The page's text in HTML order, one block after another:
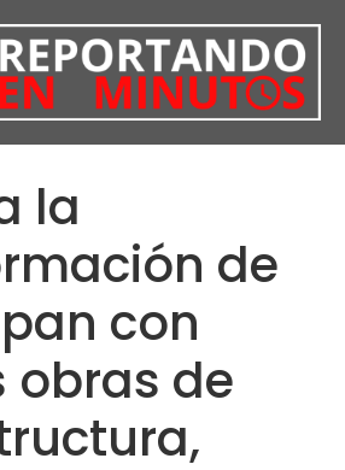
la
de
con
obras de